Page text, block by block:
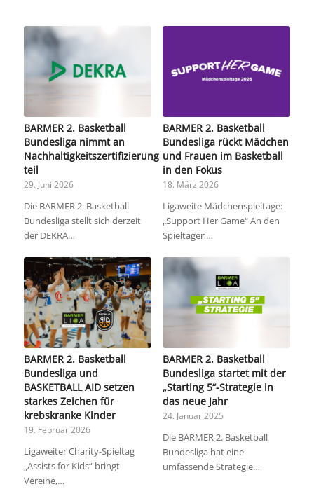
BARMER 2. Basketball
Bundesliga nimmt an
Nachhaltigkeitszertifizierung
teil
29. Juni 2026
Die BARMER 2. Basketball
Bundesliga stellt sich derzeit
der DEKRA…
BARMER 2. Basketball
Bundesliga rückt Mädchen
und Frauen im Basketball
in den Fokus
18. März 2026
Ligaweite Mädchenspieltage:
„Support Her Game“ An den
Spieltagen…
BARMER 2. Basketball
Bundesliga und
BASKETBALL AID setzen
starkes Zeichen für
krebskranke Kinder
19. Februar 2026
Ligaweiter Charity-Spieltag
„Assists for Kids“ bringt
Vereine,…
BARMER 2. Basketball
Bundesliga startet mit der
„Starting 5“-Strategie in
das neue Jahr
24. Januar 2025
Die BARMER 2. Basketball
Bundesliga hat eine
umfassende Strategie…